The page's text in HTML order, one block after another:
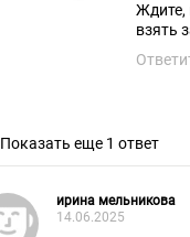
Ждите,
Показать еще 1 ответ
ирина мельникова
14.06.2025